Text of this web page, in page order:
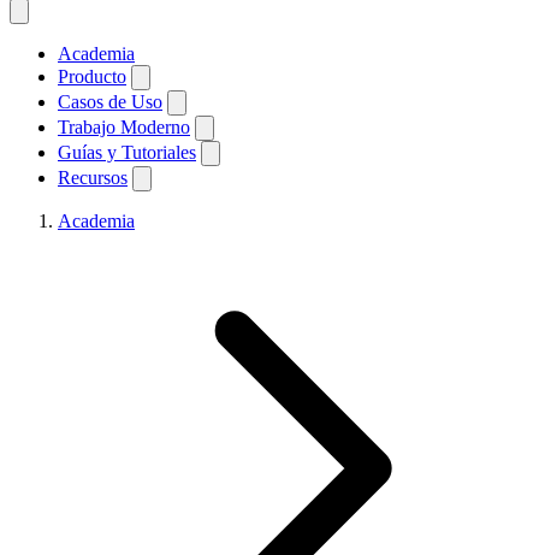
Academia
Producto
Casos de Uso
Trabajo Moderno
Guías y Tutoriales
Recursos
Academia